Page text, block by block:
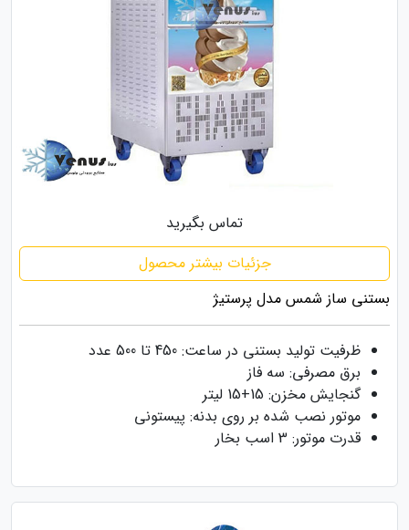
تماس بگیرید
جزئیات بیشتر محصول
بستنی ساز شمس مدل پرستیژ
ظرفیت تولید بستنی در ساعت: 450 تا 500 عدد
برق مصرفی: سه فاز
گنجایش مخزن: 15+15 لیتر
موتور نصب شده بر روی بدنه: پیستونی
قدرت موتور: 3 اسب بخار